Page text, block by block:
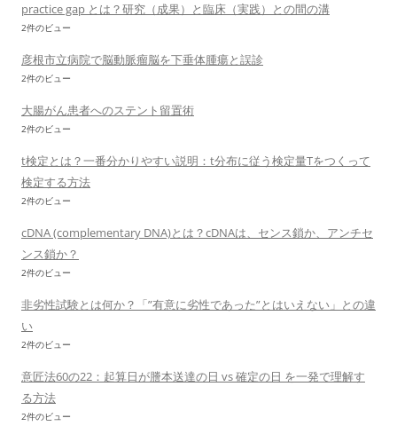
practice gap とは？研究（成果）と臨床（実践）との間の溝
2件のビュー
彦根市立病院で脳動脈瘤脳を下垂体腫瘍と誤診
2件のビュー
大腸がん患者へのステント留置術
2件のビュー
t検定とは？一番分かりやすい説明：t分布に従う検定量Tをつくって
検定する方法
2件のビュー
cDNA (complementary DNA)とは？cDNAは、センス鎖か、アンチセ
ンス鎖か？
2件のビュー
非劣性試験とは何か？「”有意に劣性であった”とはいえない」との違
い
2件のビュー
意匠法60の22：起算日が謄本送達の日 vs 確定の日 を一発で理解す
る方法
2件のビュー